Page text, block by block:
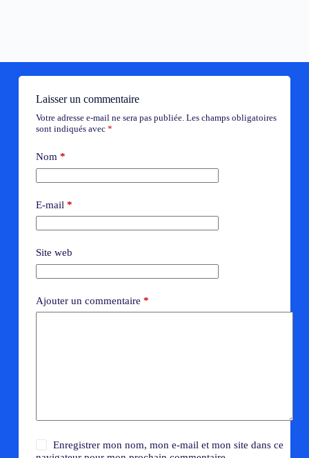
Laisser un commentaire
Votre adresse e-mail ne sera pas publiée. Les champs obligatoires
sont indiqués avec *
Nom*
E-mail *
Site web
Ajouter un commentaire *
Enregistrer mon nom, mon e-mail et mon site dans ce